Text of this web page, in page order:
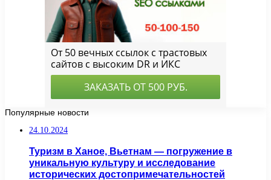
Популярные новости
24.10.2024
Туризм в Ханое, Вьетнам — погружение в
уникальную культуру и исследование
исторических достопримечательностей